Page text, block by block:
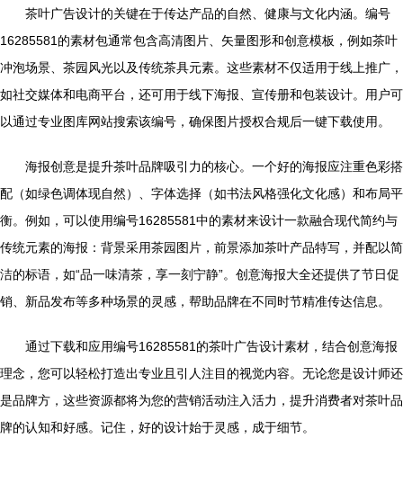
茶叶广告设计的关键在于传达产品的自然、健康与文化内涵。编号
16285581的素材包通常包含高清图片、矢量图形和创意模板，例如茶叶
冲泡场景、茶园风光以及传统茶具元素。这些素材不仅适用于线上推广，
如社交媒体和电商平台，还可用于线下海报、宣传册和包装设计。用户可
以通过专业图库网站搜索该编号，确保图片授权合规后一键下载使用。
海报创意是提升茶叶品牌吸引力的核心。一个好的海报应注重色彩搭
配（如绿色调体现自然）、字体选择（如书法风格强化文化感）和布局平
衡。例如，可以使用编号16285581中的素材来设计一款融合现代简约与
传统元素的海报：背景采用茶园图片，前景添加茶叶产品特写，并配以简
洁的标语，如“品一味清茶，享一刻宁静”。创意海报大全还提供了节日促
销、新品发布等多种场景的灵感，帮助品牌在不同时节精准传达信息。
通过下载和应用编号16285581的茶叶广告设计素材，结合创意海报
理念，您可以轻松打造出专业且引人注目的视觉内容。无论您是设计师还
是品牌方，这些资源都将为您的营销活动注入活力，提升消费者对茶叶品
牌的认知和好感。记住，好的设计始于灵感，成于细节。